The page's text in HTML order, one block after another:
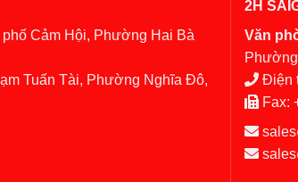
phố Cảm Hội, Phường Hai Bà
Tuấn Tài, Phường Nghĩa Đô,
2H
Văn
Điện
Fax: